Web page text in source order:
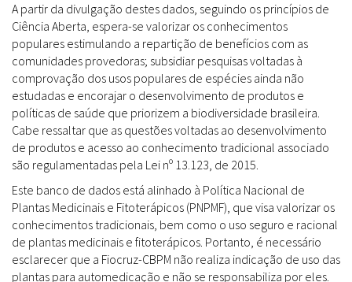
A partir da divulgação destes dados, seguindo os princípios de
Ciência Aberta, espera-se valorizar os conhecimentos
populares estimulando a repartição de benefícios com as
comunidades provedoras; subsidiar pesquisas voltadas à
comprovação dos usos populares de espécies ainda não
estudadas e encorajar o desenvolvimento de produtos e
políticas de saúde que priorizem a biodiversidade brasileira.
Cabe ressaltar que as questões voltadas ao desenvolvimento
de produtos e acesso ao conhecimento tradicional associado
são regulamentadas pela Lei nº 13.123, de 2015.
Este banco de dados está alinhado à Política Nacional de
Plantas Medicinais e Fitoterápicos (PNPMF), que visa valorizar os
conhecimentos tradicionais, bem como o uso seguro e racional
de plantas medicinais e fitoterápicos. Portanto, é necessário
esclarecer que a Fiocruz-CBPM não realiza indicação de uso das
plantas para automedicação e não se responsabiliza por eles.